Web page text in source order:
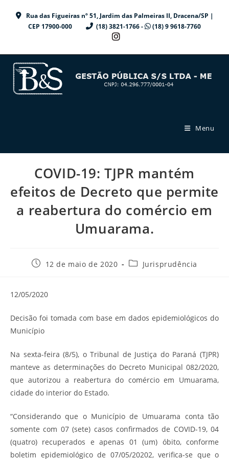
Rua das Figueiras nº 51, Jardim das Palmeiras II, Dracena/SP |
CEP 17900-000
(18) 3821-1766 - (18) 9 9618-7760
Menu
COVID-19: TJPR mantém
efeitos de Decreto que permite
a reabertura do comércio em
Umuarama.
Post12 de maio de 2020
Categoria
Jurisprudência
12/05/2020
Decisão foi tomada com base em dados epidemiológicos do
Município
Na sexta-feira (8/5), o Tribunal de Justiça do Paraná (TJPR)
manteve as determinações do Decreto Municipal 082/2020,
que autorizou a reabertura do comércio em Umuarama,
cidade do interior do Estado.
“Considerando que o Município de Umuarama conta tão
somente com 07 (sete) casos confirmados de COVID-19, 04
(quatro) recuperados e apenas 01 (um) óbito, conforme
boletim epidemiológico de 07/05/20202, verifica-se que o